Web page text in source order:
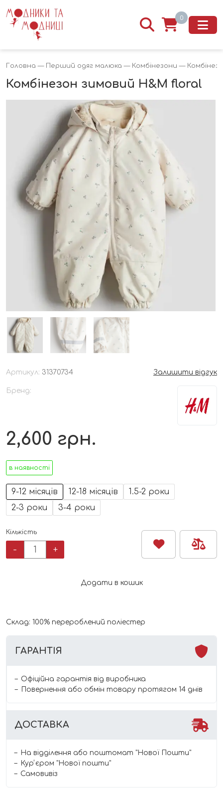
0
Головна — Перший одяг малюка — Комбінезони —
Комбінезон зимовий H&M floral
Артикул: 31370734 Залишити відгук
Бренд:
2,600 грн.
в наявності
9-12 місяців 12-18 місяців
1.5-2 роки
2-3 роки
3-4 роки
Кількість
-
Комбінезон
+
Додати в кошик
Склад: 100% перероблений поліестер
ГАРАНТІЯ
Офіційна гарантія від виробника
Повернення або обмін товару протягом 14 днів
ДОСТАВКА
На відділення або поштомат "Нової Пошти"
Курʼєром "Нової пошти"
Самовивіз